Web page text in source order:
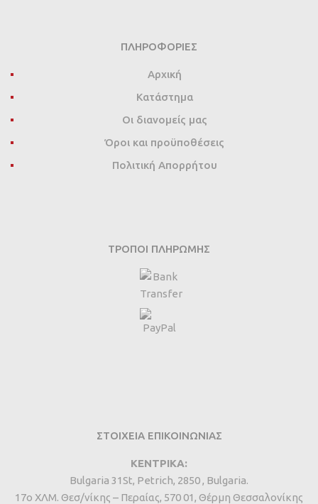
ΠΛΗΡΟΦΟΡΊΕΣ
Αρχική
Κατάστημα
Οι διανομείς μας
Όροι και προϋποθέσεις
Πολιτική Απορρήτου
ΤΡΌΠΟΙ ΠΛΗΡΩΜΉΣ
ΣΤΟΙΧΕΙΑ ΕΠΙΚΟΙΝΩΝΙΑΣ
ΚΕΝΤΡΙΚΑ:
Bulgaria 31St, Petrich, 2850 , Bulgaria.
17ο ΧΛΜ. Θεσ/νίκης – Περαίας, 570 01, Θέρμη Θεσσαλονίκης